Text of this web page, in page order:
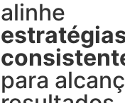
alinhe
para